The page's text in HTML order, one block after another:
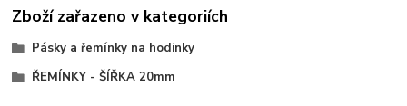
Zboží zařazeno v kategoriích
Pásky a řemínky na hodinky
ŘEMÍNKY - ŠÍŘKA 20mm